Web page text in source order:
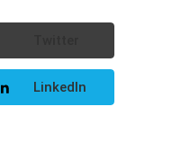
LinkedIn